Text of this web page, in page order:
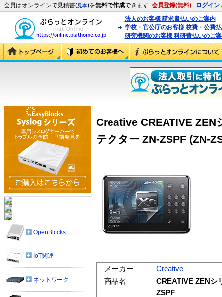
会員はオンラインで見積書(見本)を無料で作成できます 会員登録(無料) ログイン
法人のお客様 請求書払いのご案内
学校・官公庁のお客様 校費・公費
研究機関のお客様 科研費払いのご
Creative CREATIVE ZEN
テクター ZN-ZSPF (ZN-
メーカー
Creative
商品名
CREATIVE ZENシ
ZSPF
OpenBlocks
IoT関連
ネットワーク